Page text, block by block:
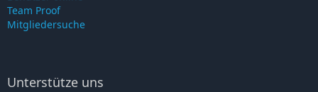
Team Proof
Mitgliedersuche
Unterstütze uns